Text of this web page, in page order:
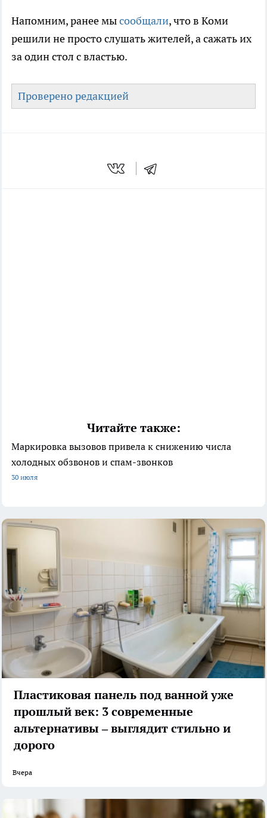
Напомним, ранее мысообщали, что в Коми
решили не просто слушать жителей, а сажать их
за один стол с властью.
Проверено редакцией
Читайте также:
Маркировка вызовов привела к снижению числа
холодных обзвонов и спам-звонков
30 июля
Пластиковая панель под ванной уже
прошлый век: 3 современные
альтернативы – выглядит стильно и
дорого
Вчера